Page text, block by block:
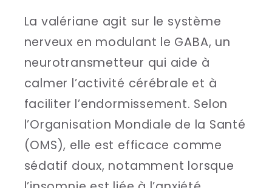
La valériane agit sur le système
nerveux en modulant le GABA, un
neurotransmetteur qui aide à
calmer l’activité cérébrale et à
faciliter l’endormissement. Selon
l’Organisation Mondiale de la Santé
(OMS), elle est efficace comme
sédatif doux, notamment lorsque